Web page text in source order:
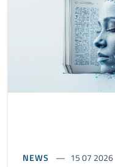
NEWS 15 07 2026